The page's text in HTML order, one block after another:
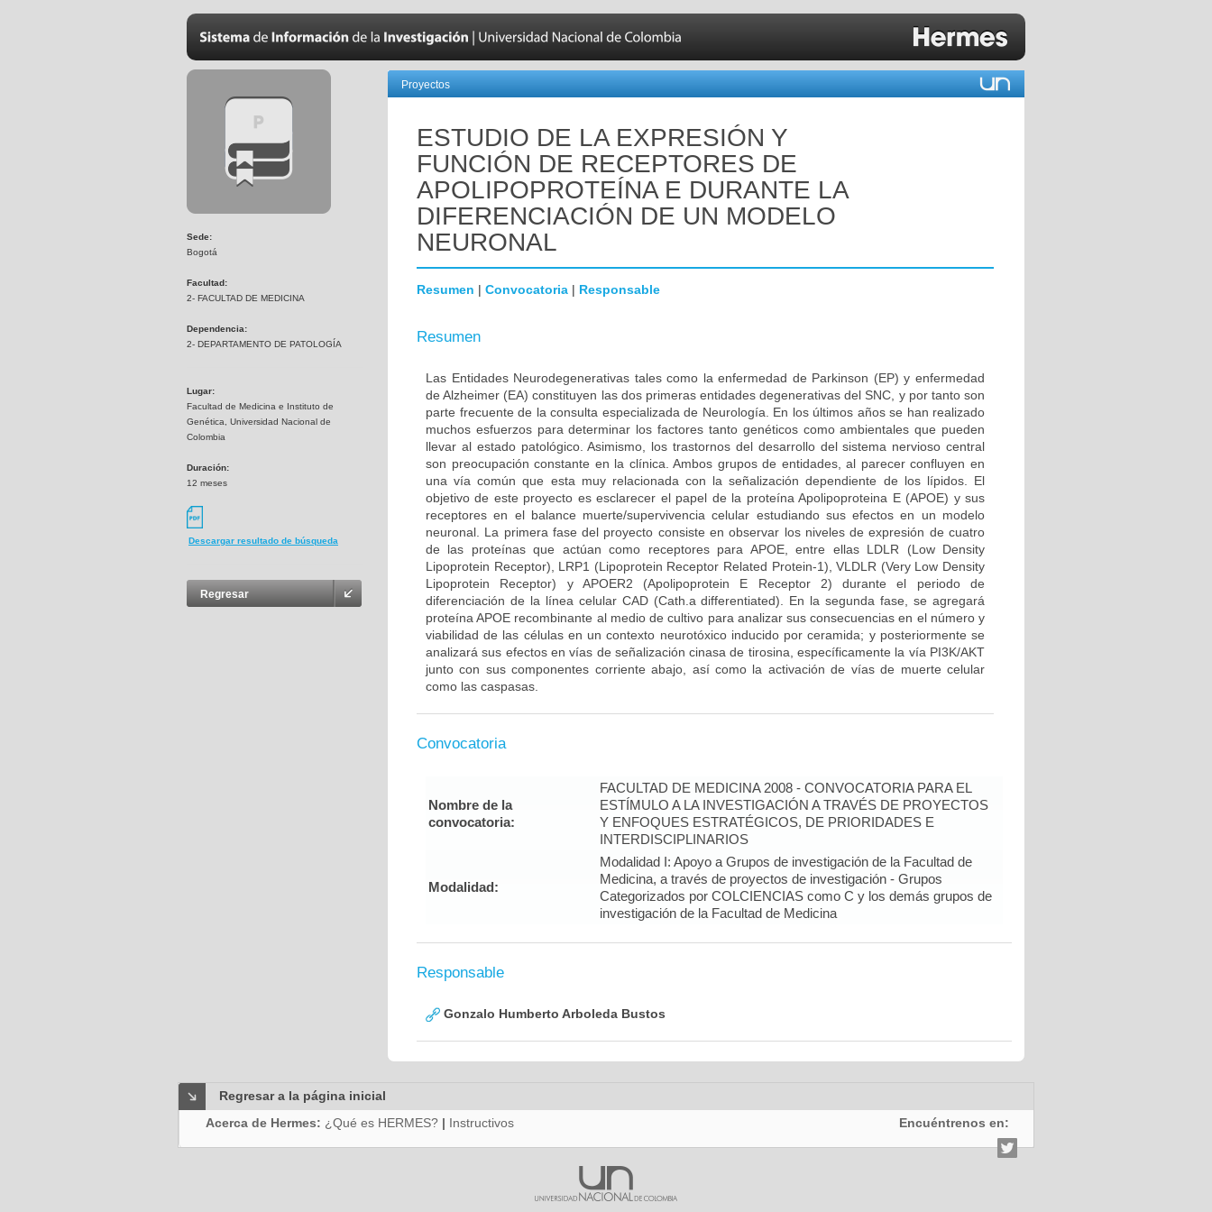
Sede:
Bogotá
Facultad:
2- FACULTAD DE MEDICINA
Dependencia:
2- DEPARTAMENTO DE PATOLOGÍA
Lugar:
Facultad de Medicina e Instituto de
Genética, Universidad Nacional de
Colombia
Duración:
12 meses
Descargar resultado de búsqueda
Regresar
Proyectos
ESTUDIO DE LA EXPRESIÓN Y
FUNCIÓN DE RECEPTORES DE
APOLIPOPROTEÍNA E DURANTE LA
DIFERENCIACIÓN DE UN MODELO
NEURONAL
Resumen | Convocatoria | Responsable
Resumen
Las Entidades Neurodegenerativas tales como la enfermedad de Parkinson (EP) y enfermedad
de Alzheimer (EA) constituyen las dos primeras entidades degenerativas del SNC, y por tanto son
parte frecuente de la consulta especializada de Neurología. En los últimos años se han realizado
muchos esfuerzos para determinar los factores tanto genéticos como ambientales que pueden
llevar al estado patológico. Asimismo, los trastornos del desarrollo del sistema nervioso central
son preocupación constante en la clínica. Ambos grupos de entidades, al parecer confluyen en
una vía común que esta muy relacionada con la señalización dependiente de los lípidos. El
objetivo de este proyecto es esclarecer el papel de la proteína Apolipoproteina E (APOE) y sus
receptores en el balance muerte/supervivencia celular estudiando sus efectos en un modelo
neuronal. La primera fase del proyecto consiste en observar los niveles de expresión de cuatro
de las proteínas que actúan como receptores para APOE, entre ellas LDLR (Low Density
Lipoprotein Receptor), LRP1 (Lipoprotein Receptor Related Protein-1), VLDLR (Very Low Density
Lipoprotein Receptor) y APOER2 (Apolipoprotein E Receptor 2) durante el periodo de
diferenciación de la línea celular CAD (Cath.a differentiated). En la segunda fase, se agregará
proteína APOE recombinante al medio de cultivo para analizar sus consecuencias en el número y
viabilidad de las células en un contexto neurotóxico inducido por ceramida; y posteriormente se
analizará sus efectos en vías de señalización cinasa de tirosina, específicamente la vía PI3K/AKT
junto con sus componentes corriente abajo, así como la activación de vías de muerte celular
como las caspasas.
Convocatoria
Nombre de la
convocatoria:
FACULTAD DE MEDICINA 2008 - CONVOCATORIA PARA EL
ESTÍMULO A LA INVESTIGACIÓN A TRAVÉS DE PROYECTOS
Y ENFOQUES ESTRATÉGICOS, DE PRIORIDADES E
INTERDISCIPLINARIOS
Modalidad:
Modalidad I: Apoyo a Grupos de investigación de la Facultad de
Medicina, a través de proyectos de investigación - Grupos
Categorizados por COLCIENCIAS como C y los demás grupos de
investigación de la Facultad de Medicina
Responsable
Gonzalo Humberto Arboleda Bustos
Regresar a la página inicial
Acerca de Hermes: ¿Qué es HERMES? | Instructivos Encuéntrenos en: